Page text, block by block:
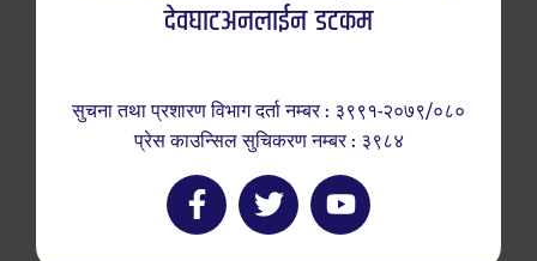
देवघाटअनलाईन डटकम
सुचना तथा प्रशारण विभाग दर्ता नम्बर : ३९९१-२०७९/०८०
प्रेस काउन्सिल सुचिकरण नम्बर : ३९८४